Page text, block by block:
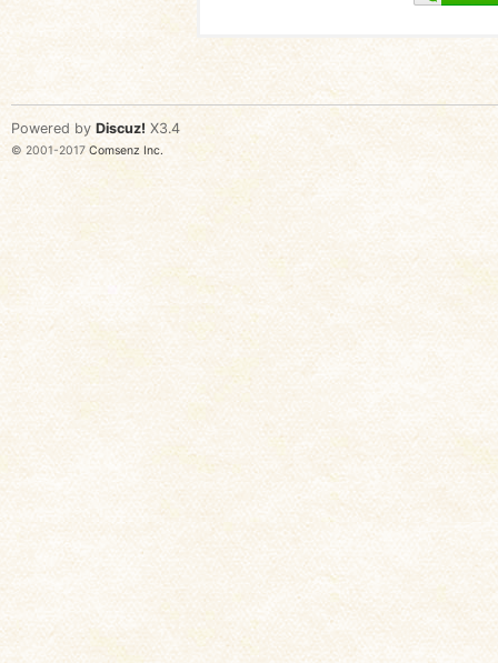
Powered by Discuz! X3.4
© 2001-2017 Comsenz Inc.